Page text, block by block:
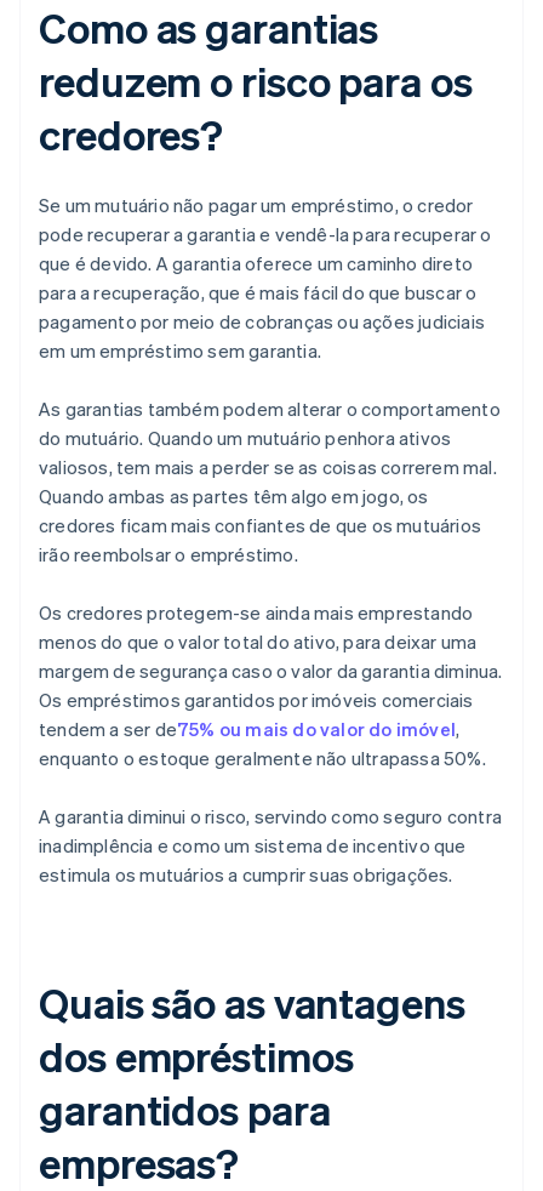
Como as garantias
reduzem o risco para os
credores?
Se um mutuário não pagar um empréstimo, o credor
pode recuperar a garantia e vendê-la para recuperar o
que é devido. A garantia oferece um caminho direto
para a recuperação, que é mais fácil do que buscar o
pagamento por meio de cobranças ou ações judiciais
em um empréstimo sem garantia.
As garantias também podem alterar o comportamento
do mutuário. Quando um mutuário penhora ativos
valiosos, tem mais a perder se as coisas correrem mal.
Quando ambas as partes têm algo em jogo, os
credores ficam mais confiantes de que os mutuários
irão reembolsar o empréstimo.
Os credores protegem-se ainda mais emprestando
menos do que o valor total do ativo, para deixar uma
margem de segurança caso o valor da garantia diminua.
Os empréstimos garantidos por imóveis comerciais
tendem a ser de75% ou mais do valor do imóvel,
enquanto o estoque geralmente não ultrapassa 50%.
A garantia diminui o risco, servindo como seguro contra
inadimplência e como um sistema de incentivo que
estimula os mutuários a cumprir suas obrigações.
Quais são as vantagens
dos empréstimos
garantidos para
empresas?